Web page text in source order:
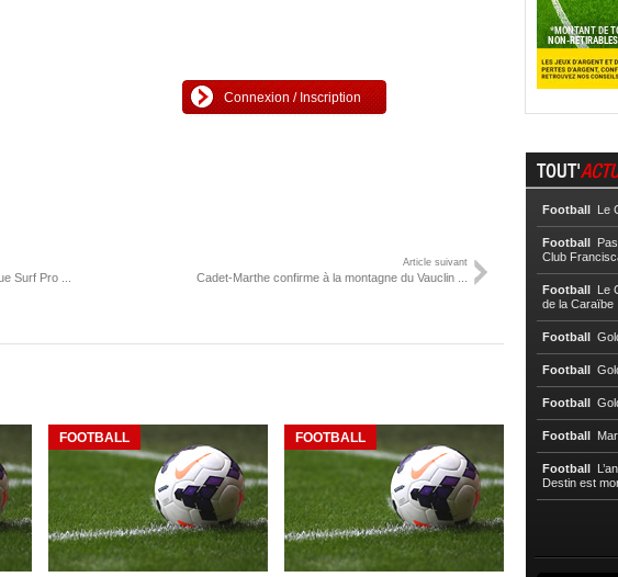
Connexion / Inscription
Surf Pro ...
Article suivant
Cadet-Marthe confirme à la montagne du Vauclin ...
FOOTBALL FOOTBALL
TOUT'
Football Le
Football
Club
Football Le
de la Caraïbe
Football
Football
Football
Football
Football
Destin est